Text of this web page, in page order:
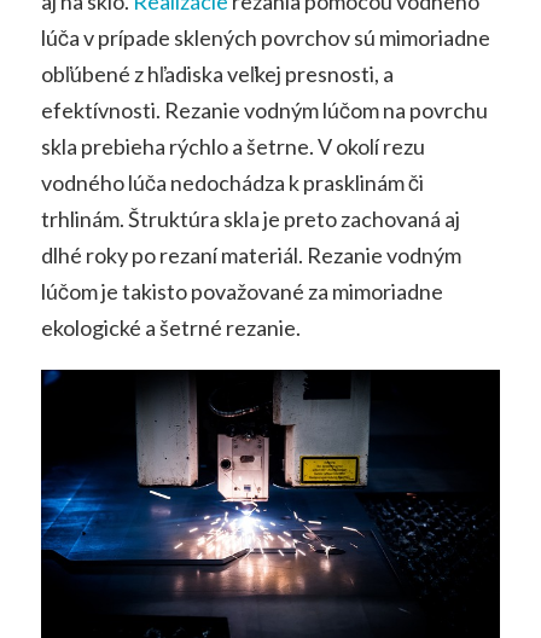
lúča v prípade sklených povrchov sú mimoriadne
obľúbené z hľadiska veľkej presnosti, a
efektívnosti. Rezanie vodným lúčom na povrchu
skla prebieha rýchlo a šetrne. V okolí rezu
vodného lúča nedochádza k prasklinám či
trhlinám. Štruktúra skla je preto zachovaná aj
dlhé roky po rezaní materiál. Rezanie vodným
lúčom je takisto považované za mimoriadne
ekologické a šetrné rezanie.